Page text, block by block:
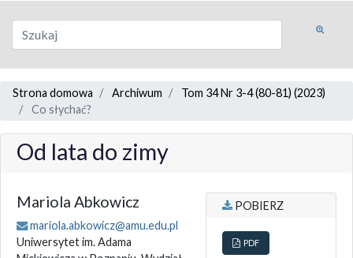
Strona domowa Archiwum
Tom 34 Nr 3-4 (80-81) (2023)
Co słychać?
Od lata do zimy
Mariola Abkowicz
mariola.abkowicz@amu.edu.pl
Uniwersytet im. Adama
POBIERZ
PDF